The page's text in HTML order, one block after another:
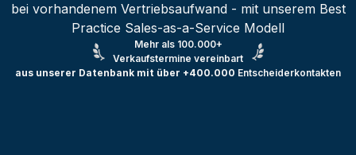
bei vorhandenem Vertriebsaufwand - mit unserem Best
Practice Sales-as-a-Service Modell
Mehr als 100.000+
Verkaufstermine vereinbart
aus unserer Datenbank mit über +400.000 Entscheiderkontakten